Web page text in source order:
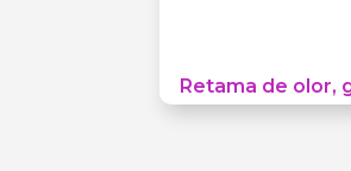
Retama de olor,